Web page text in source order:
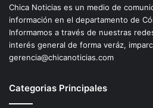
Chica Noticias es un medio de
información en el departamento de
Informamos a través de nuestras
interés general de forma veráz,
gerencia@chicanoticias.com
Categorias Principales